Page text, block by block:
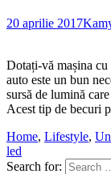
20 aprilie 2017
Dotați-vă mașina
auto este un bun
sursă de lumină
Acest tip de becuri
Home, Lifestyle,
led
Search for: